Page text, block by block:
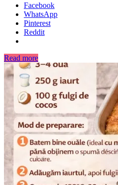
Facebook
WhatsApp
Pinterest
Reddit
Read more